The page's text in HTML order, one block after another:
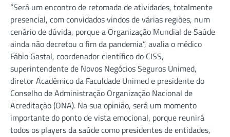
“Será um encontro de retomada de atividades, totalmente
presencial, com convidados vindos de várias regiões, num
cenário de dúvida, porque a Organização Mundial de Saúde
ainda não decretou o fim da pandemia”, avalia o médico
Fábio Gastal, coordenador científico do CISS,
superintendente de Novos Negócios Seguros Unimed,
diretor Acadêmico da Faculdade Unimed e presidente do
Conselho de Administração Organização Nacional de
Acreditação (ONA). Na sua opinião, será um momento
importante do ponto de vista emocional, porque reunirá
todos os players da saúde como presidentes de entidades,